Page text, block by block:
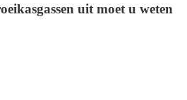
uit moet u weten